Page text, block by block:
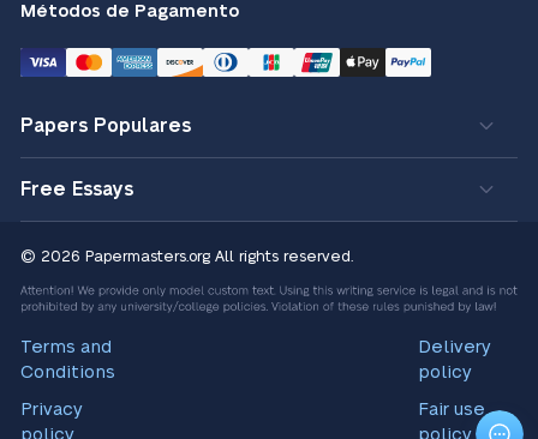
Métodos de Pagamento
Papers Populares
Free Essays
© 2026 Papermasters.org All rights reserved.
Terms and
Conditions
Privacy
policy
Delivery
policy
Fair use
policy